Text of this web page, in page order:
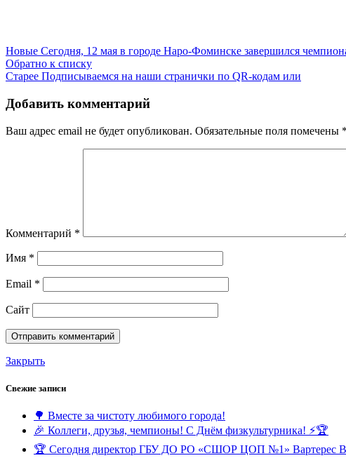
Новые Сегодня, 12 мая в городе Наро-Фоминске завершился
Обратно к списку
Старее Подписываемся на наши странички по QR-кодам или
Добавить комментарий
Ваш адрес email не будет опубликован. Обязательные поля помечены *
Комментарий *
Имя *
Email *
Сайт
Закрыть
Свежие записи
🌳 Вместе за чистоту любимого города!
🎉 Коллеги, друзья, чемпионы! С Днём физкультурника! ⚡️🏆
🏆 Сегодня директор ГБУ ДО РО «СШОР ЦОП №1» Вартерес